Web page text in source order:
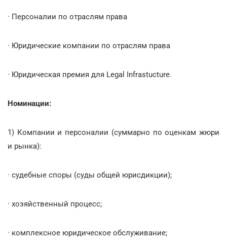
· Персоналии по отраслям права
· Юридические компании по отраслям права
· Юридическая премия для Legal Infrastucture.
Номинации:
1) Компании и персоналии (суммарно по оценкам жюри
и рынка):
· судебные споры (суды общей юрисдикции);
· хозяйственный процесс;
· комплексное юридическое обслуживание;